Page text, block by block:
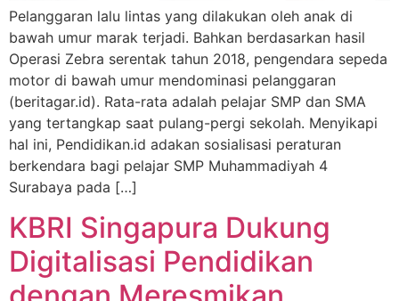
Pelanggaran lalu lintas yang dilakukan oleh anak di
bawah umur marak terjadi. Bahkan berdasarkan hasil
Operasi Zebra serentak tahun 2018, pengendara sepeda
motor di bawah umur mendominasi pelanggaran
(beritagar.id). Rata-rata adalah pelajar SMP dan SMA
yang tertangkap saat pulang-pergi sekolah. Menyikapi
hal ini, Pendidikan.id adakan sosialisasi peraturan
berkendara bagi pelajar SMP Muhammadiyah 4
Surabaya pada […]
KBRI Singapura Dukung
Digitalisasi Pendidikan